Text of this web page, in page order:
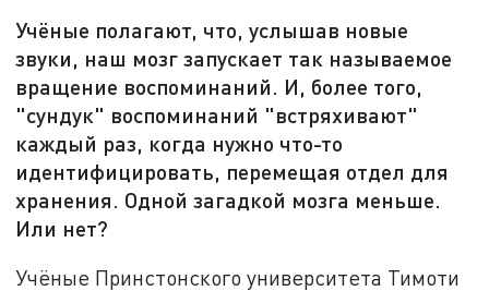
Учёные полагают, что, услышав новые
звуки, наш мозг запускает так называемое
вращение воспоминаний. И, более того,
"сундук" воспоминаний "встряхивают"
каждый раз, когда нужно что-то
идентифицировать, перемещая отдел для
хранения. Одной загадкой мозга меньше.
Или нет?
Учёные Принстонского университета Тимоти